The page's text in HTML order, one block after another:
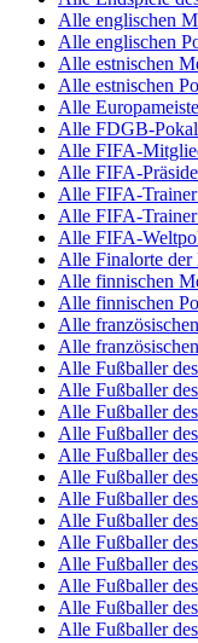
Alle englischen
Alle englischen
Alle estnischen
Alle estnischen
Alle
Alle FDGB-
Alle FIFA-
Alle FIFA-
Alle FIFA-Trainer
Alle FIFA-
Alle FIFA-
Alle Finalorte der
Alle finnischen
Alle finnischen
Alle
Alle
Alle Fußballer
Alle Fußballer
Alle Fußballer
Alle Fußballer
Alle Fußballer
Alle Fußballer
Alle Fußballer
Alle Fußballer
Alle Fußballer
Alle Fußballer
Alle Fußballer
Alle Fußballer
Alle Fußballer